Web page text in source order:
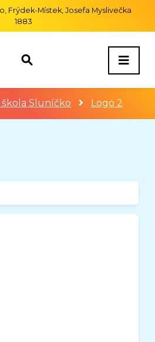
Frýdek-Místek, Josefa Myslivečka
1883
škola Sluníčko Logo 2